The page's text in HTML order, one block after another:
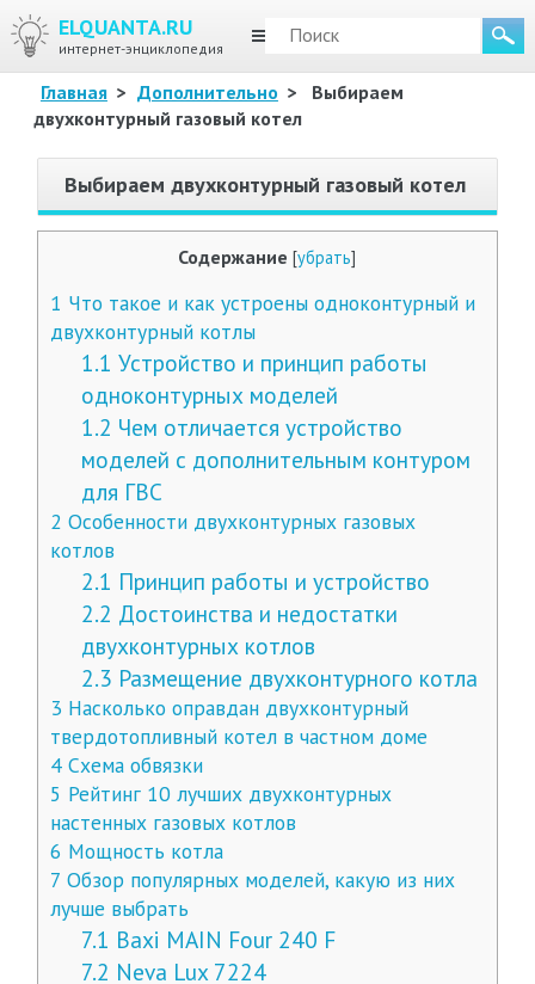
ELQUANTA.RU
интернет-энциклопедия
МЕНЮ
Главная > Дополнительно >
Выбираем
двухконтурный газовый котел
Выбираем двухконтурный газовый котел
Содержание [убрать]
1 Что такое и как устроены одноконтурный и
двухконтурный котлы
1.1 Устройство и принцип работы
одноконтурных моделей
1.2 Чем отличается устройство
моделей с дополнительным контуром
для ГВС
2 Особенности двухконтурных газовых
котлов
2.1 Принцип работы и устройство
2.2 Достоинства и недостатки
двухконтурных котлов
2.3 Размещение двухконтурного котла
3 Насколько оправдан двухконтурный
твердотопливный котел в частном доме
4Схема обвязки
5 Рейтинг 10 лучших двухконтурных
настенных газовых котлов
6 Мощность котла
7 Обзор популярных моделей, какую из них
лучше выбрать
7.1 Baxi MAIN Four 240 F
7.2 Neva Lux 7224